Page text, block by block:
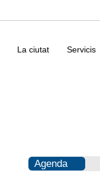
La ciutat Servicis
Agenda